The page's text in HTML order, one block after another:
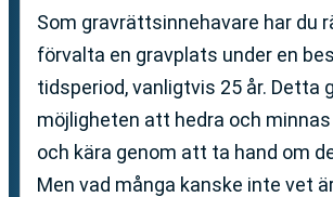
Som gravrättsinnehavare har du
förvalta en gravplats under en
tidsperiod, vanligtvis 25 år. Detta
möjligheten att hedra och minnas
och kära genom att ta hand om
Men vad många kanske inte vet